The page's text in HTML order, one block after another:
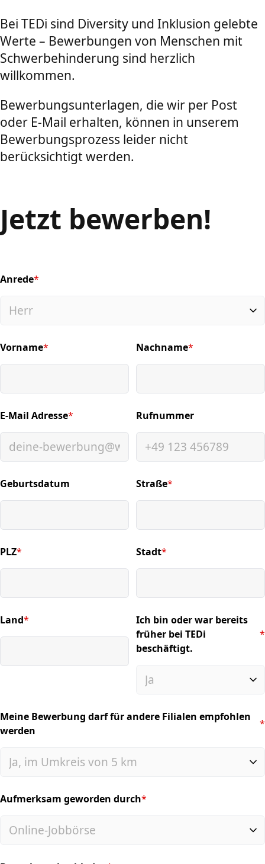
Bei TEDi sind Diversity und Inklusion gelebte
Werte – Bewerbungen von Menschen mit
Schwerbehinderung sind herzlich
willkommen.
Bewerbungsunterlagen, die wir per Post
oder E-Mail erhalten, können in unserem
Bewerbungsprozess leider nicht
berücksichtigt werden.
Jetzt bewerben!
Anrede*
(required)
Vorname*
(required) Nachname*
(required)
E-Mail Adresse*
(required) Rufnummer
Geburtsdatum Straße*
(required)
PLZ*
(required) Stadt*
(required)
Land*
(required)
Ich bin oder war bereits
früher bei TEDi
beschäftigt.
*
(required)
Meine Bewerbung darf für andere Filialen empfohlen
werden
*
(required)
Aufmerksam geworden durch*
(required)